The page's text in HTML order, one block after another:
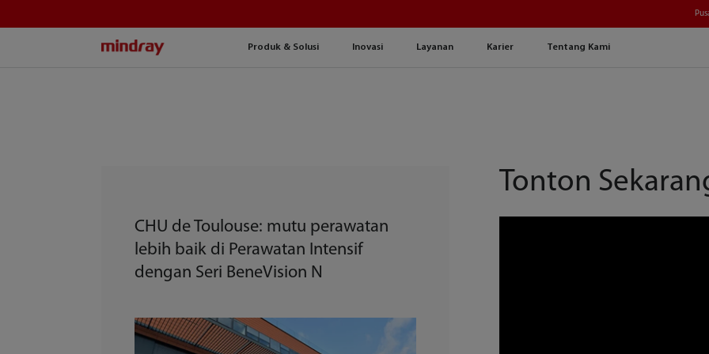
Produk & Solusi Inovasi Layanan Karier Tentang Kami
CHU de Toulouse: mutu perawatan
lebih baik di Perawatan Intensif
dengan Seri BeneVision N
Tonton